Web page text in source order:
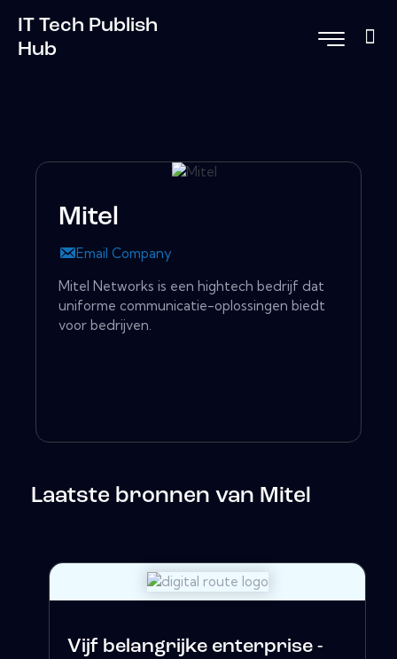
IT Tech Publish
Hub
Mitel
Email Company
Mitel Networks is een hightech bedrijf dat
uniforme communicatie-oplossingen biedt
voor bedrijven.
Laatste bronnen van Mitel
Vijf belangrijke enterprise -